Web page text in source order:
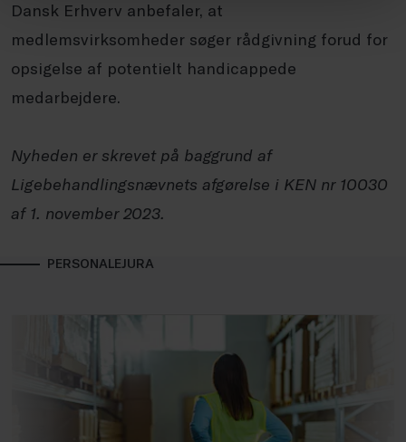
Dansk Erhverv anbefaler, at
medlemsvirksomheder søger rådgivning forud for
opsigelse af potentielt handicappede
medarbejdere.
Nyheden er skrevet på baggrund af
Ligebehandlingsnævnets afgørelse i KEN nr 10030
af 1. november 2023.
PERSONALEJURA